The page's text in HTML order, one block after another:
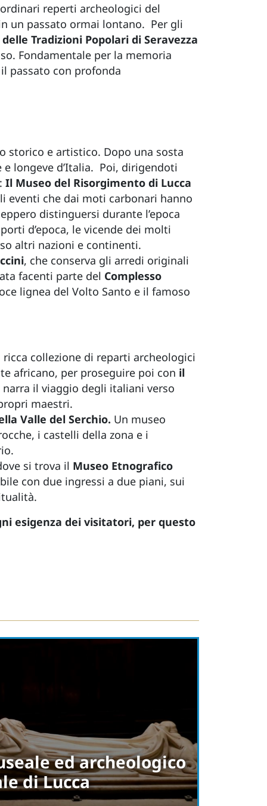
reperti archeologici del
un passato ormai lontano. Per gli
Tradizioni Popolari di Seravezza
Fondamentale per la memoria
passato con profonda
storico e artistico. Dopo una sosta
longeve d’Italia. Poi, dirigendoti
Il Museo del Risorgimento di Lucca
eventi che dai moti carbonari hanno
distinguersi durante l’epoca
d’epoca, le vicende dei molti
altri nazioni e continenti.
, che conserva gli arredi originali
facenti parte del Complesso
lignea del Volto Santo e il famoso
collezione di reparti archeologici
africano, per proseguire poi con il
narra il viaggio degli italiani verso
maestri.
Valle del Serchio. Un museo
i castelli della zona e i
si trova il Museo Etnografico
con due ingressi a due piani, sui
esigenza dei visitatori, per questo
ed archeologico
di Lucca